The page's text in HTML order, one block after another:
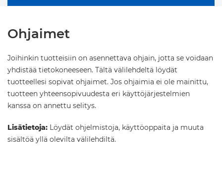
Ohjaimet
Joihinkin tuotteisiin on asennettava ohjain, jotta se voidaan
yhdistää tietokoneeseen. Tältä välilehdeltä löydät
tuotteellesi sopivat ohjaimet. Jos ohjaimia ei ole mainittu,
tuotteen yhteensopivuudesta eri käyttöjärjestelmien
kanssa on annettu selitys.
Lisätietoja: Löydät ohjelmistoja, käyttöoppaita ja muuta
sisältöä yllä olevilta välilehdiltä.